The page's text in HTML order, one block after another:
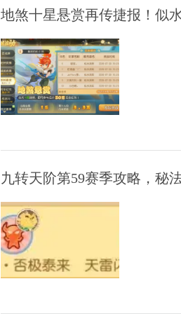
地煞十星悬赏再传捷报！似
九转天阶第59赛季攻略，秘